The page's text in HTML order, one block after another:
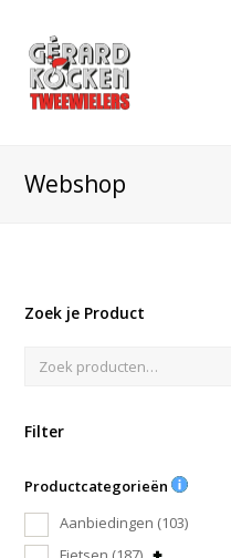
Webshop
Zoek je Product
Filter
Productcategorieën
Aanbiedingen (103)